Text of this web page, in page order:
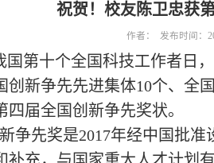
祝贺！校友陈卫忠获
作者： 发布时间：
国第十个全国科技工作者日
创新争先先进集体10个、全
届全国创新争先奖状。
争先奖是2017年经中国批